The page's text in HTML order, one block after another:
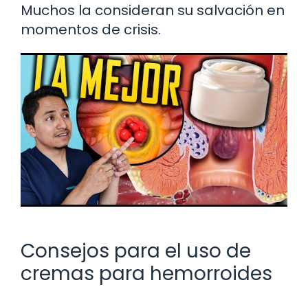
Muchos la consideran su salvación en
momentos de crisis.
Consejos para el uso de
cremas para hemorroides